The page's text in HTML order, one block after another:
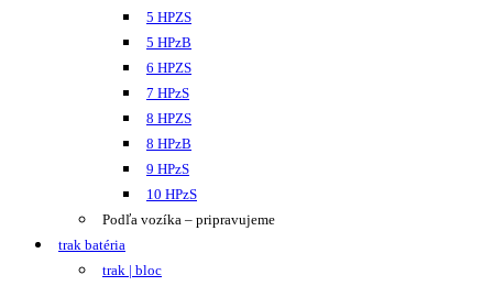
5 HPZS
5 HPzB
6 HPZS
7 HPzS
8 HPZS
8 HPzB
9 HPzS
10 HPzS
Podľa vozíka – pripravujeme
trak batéria
trak | bloc